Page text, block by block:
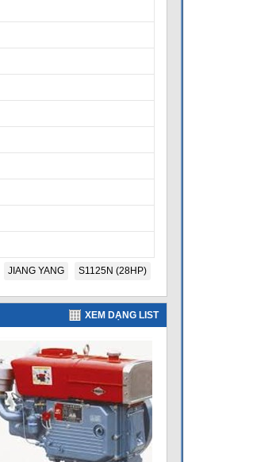
JIANG YANG S1125N (28HP)
XEM DẠNG LIST